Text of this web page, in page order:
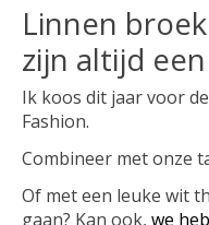
Linnen
zijn altijd
Ik koos dit jaar voor
Fashion.
Combineer met onze
Of met een leuke wit
gaan? Kan ook, we